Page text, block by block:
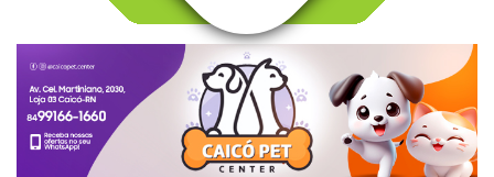
v
g
t
i
o
n